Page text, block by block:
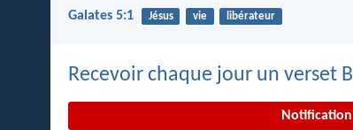
Galates 5:1 Jésus vie libérateur
Recevoir chaque jour un verset